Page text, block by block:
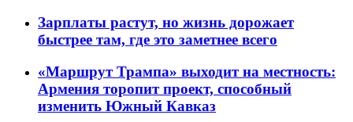
Зарплаты растут, но жизнь дорожает
быстрее там, где это заметнее всего
«Маршрут Трампа» выходит на местность:
Армения торопит проект, способный
изменить Южный Кавказ